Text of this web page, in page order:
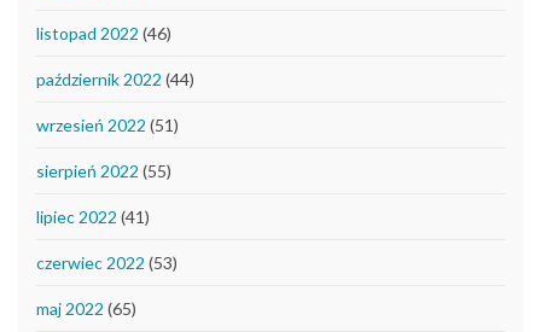
listopad 2022 (46)
październik 2022 (44)
wrzesień 2022 (51)
sierpień 2022 (55)
lipiec 2022 (41)
czerwiec 2022 (53)
maj 2022 (65)